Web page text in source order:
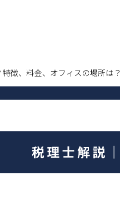
徴、料金、オフィスの場所は？